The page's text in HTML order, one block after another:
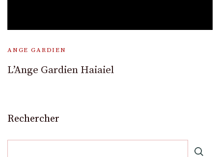
ANGE GARDIEN
L’Ange Gardien Haiaiel
Rechercher